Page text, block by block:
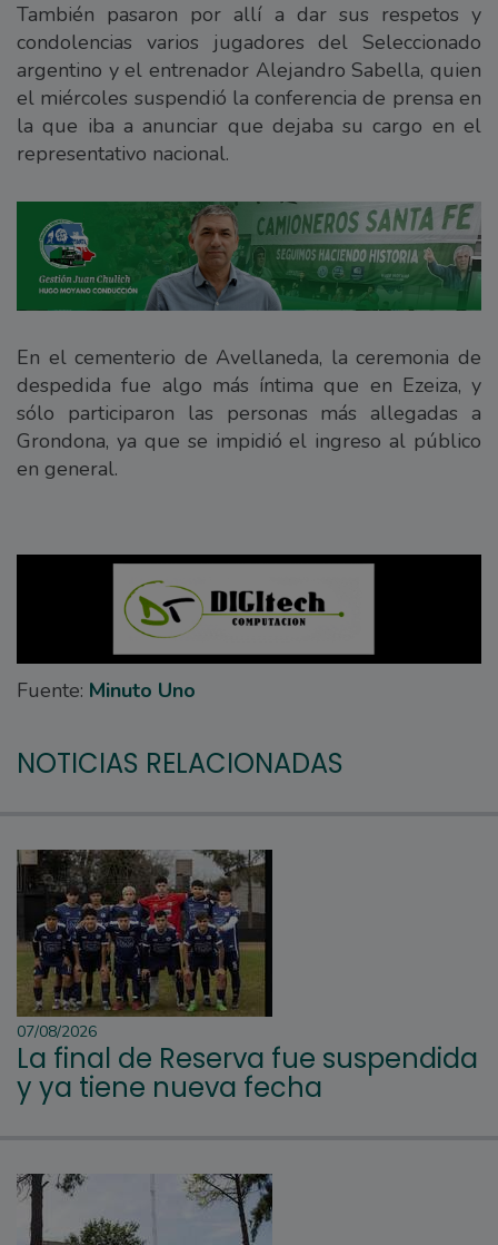
También pasaron por allí a dar sus respetos y
condolencias varios jugadores del Seleccionado
argentino y el entrenador Alejandro Sabella, quien
el miércoles suspendió la conferencia de prensa en
la que iba a anunciar que dejaba su cargo en el
representativo nacional.
En el cementerio de Avellaneda, la ceremonia de
despedida fue algo más íntima que en Ezeiza, y
sólo participaron las personas más allegadas a
Grondona, ya que se impidió el ingreso al público
en general.
Fuente: Minuto Uno
NOTICIAS RELACIONADAS
07/08/2026
La final de Reserva fue suspendida
y ya tiene nueva fecha